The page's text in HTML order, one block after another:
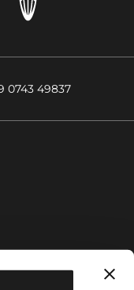
0743 49837